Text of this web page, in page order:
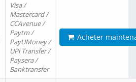
Visa /
Mastercard /
CCAvenue /
Paytm /
PayUMoney /
UPi Transfer /
Paysera /
Banktransfer
Acheter